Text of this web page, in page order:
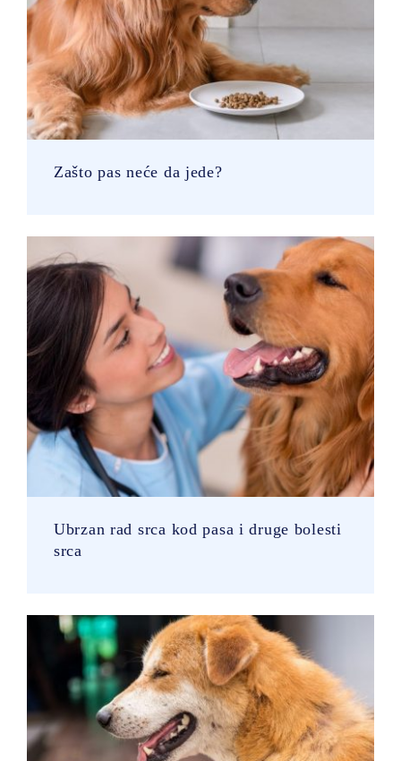
Zašto pas neće da jede?
Ubrzan rad srca kod pasa i druge bolesti
srca